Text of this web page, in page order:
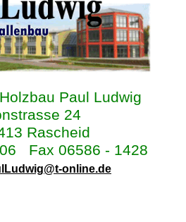
Paul Ludwig
24
06586 - 1428
online.de